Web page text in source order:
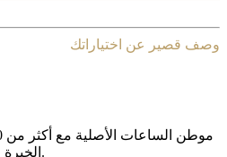
وصف قصير عن اختياراتك
الخبرة فی بیع الساعات عبر الإنترنت.